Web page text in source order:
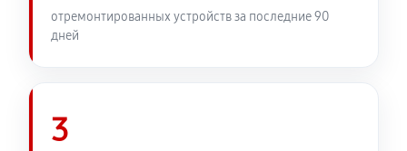
отремонтированных устройств за последние 90
дней
3